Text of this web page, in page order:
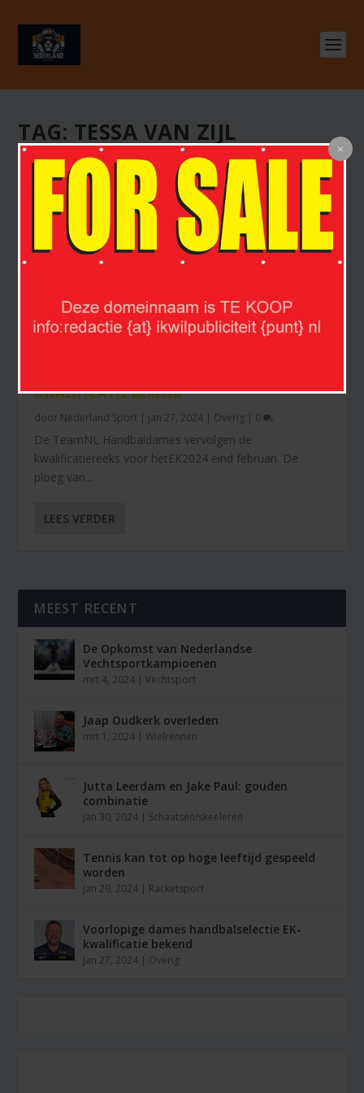
TAG: TESSA VAN ZIJL
KWALIFICATIE BEKEND
door Nederland Sport | jan 27, 2024 | Overig | 0
De TeamNL Handbaldames vervolgen de
kwalificatiereeks voor hetEK2024 eind februari. De
ploeg van...
LEES VERDER
MEEST RECENT
De Opkomst van Nederlandse
Vechtsportkampioenen
mrt 4, 2024 |Vechtsport
Jaap Oudkerk overleden
mrt 1, 2024 | Wielrennen
Jutta Leerdam en Jake Paul: gouden
combinatie
jan 30, 2024 | Schaatsen/skeeleren
Tennis kan tot op hoge leeftijd gespeeld
worden
jan 29, 2024 | Racketsport
Voorlopige dames handbalselectie EK-
kwalificatie bekend
jan 27, 2024 | Overig